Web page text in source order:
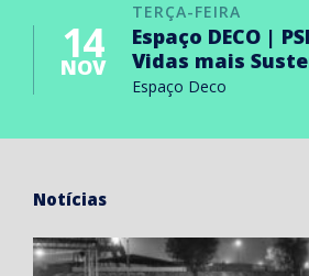
TERÇA-FEIRA
14
NOV
Espaço DECO |
Vidas mais
Espaço Deco
Notícias